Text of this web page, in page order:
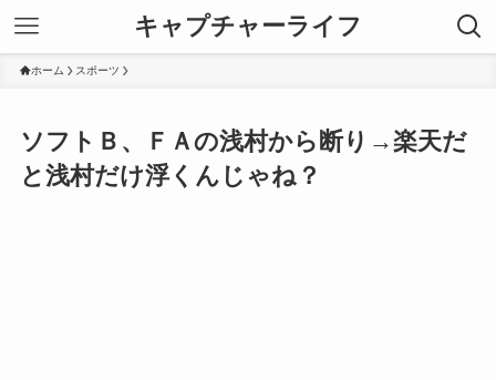
キャプチャーライフ
ホーム スポーツ
ソフトＢ、ＦＡの浅村から断り→楽天だ
と浅村だけ浮くんじゃね？